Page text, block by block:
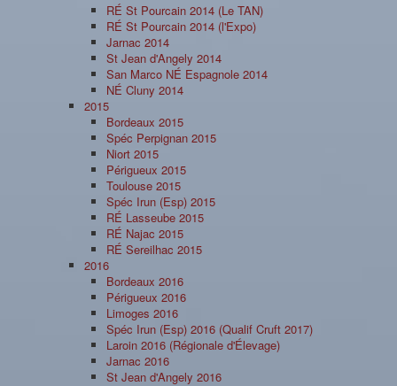
RÉ St Pourcain 2014 (Le TAN)
RÉ St Pourcain 2014 (l'Expo)
Jarnac 2014
St Jean d'Angely 2014
San Marco NÉ Espagnole 2014
NÉ Cluny 2014
2015
Bordeaux 2015
Spéc Perpignan 2015
Niort 2015
Périgueux 2015
Toulouse 2015
Spéc Irun (Esp) 2015
RÉ Lasseube 2015
RÉ Najac 2015
RÉ Sereilhac 2015
2016
Bordeaux 2016
Périgueux 2016
Limoges 2016
Spéc Irun (Esp) 2016 (Qualif Cruft 2017)
Laroin 2016 (Régionale d'Élevage)
Jarnac 2016
St Jean d'Angely 2016